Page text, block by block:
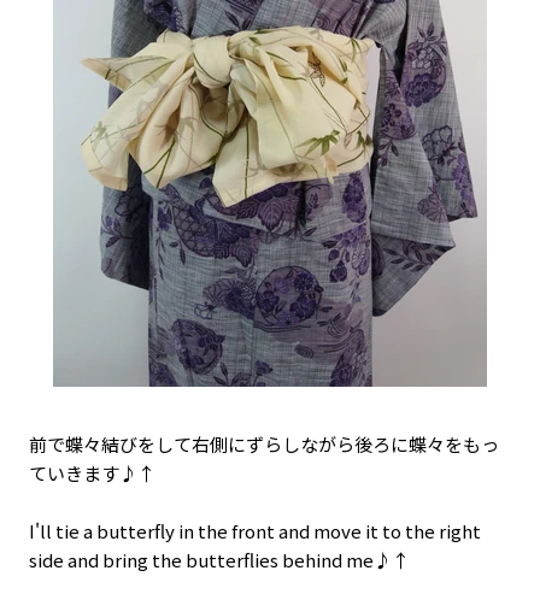
前で蝶々結びをして右側にずらしながら後ろに蝶々をもっ
ていきます♪↑
I'll tie a butterfly in the front and move it to the right
side and bring the butterflies behind me♪↑